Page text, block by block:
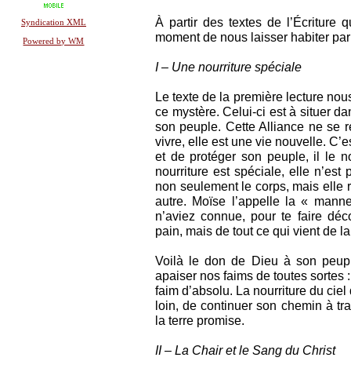
Syndication XML
Powered by WM
À partir des textes de l’Écriture
moment de nous laisser habiter
I – Une nourriture spéciale
Le texte de la première lecture
ce mystère. Celui-ci est à situer
son peuple. Cette Alliance ne se
vivre, elle est une vie nouvelle.
et de protéger son peuple, il le
nourriture est spéciale, elle n’est
non seulement le corps, mais elle
autre. Moïse l’appelle la «
n’aviez connue, pour te faire
pain, mais de tout ce qui vient de
Voilà le don de Dieu à son
apaiser nos faims de toutes sortes
faim d’absolu. La nourriture du
loin, de continuer son chemin à
la terre promise.
II – La Chair et le Sang du Christ